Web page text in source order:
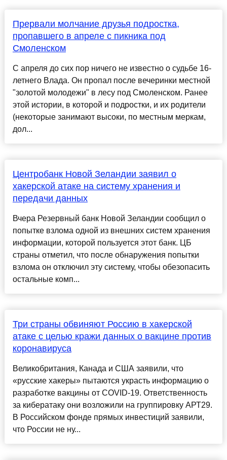
Прервали молчание друзья подростка,
пропавшего в апреле с пикника под
Смоленском
С апреля до сих пор ничего не известно о судьбе 16-
летнего Влада. Он пропал после вечеринки местной
"золотой молодежи" в лесу под Смоленском. Ранее
этой истории, в которой и подростки, и их родители
(некоторые занимают высоки, по местным меркам,
дол...
Центробанк Новой Зеландии заявил о
хакерской атаке на систему хранения и
передачи данных
Вчера Резервный банк Новой Зеландии сообщил о
попытке взлома одной из внешних систем хранения
информации, которой пользуется этот банк. ЦБ
страны отметил, что после обнаружения попытки
взлома он отключил эту систему, чтобы обезопасить
остальные комп...
Три страны обвиняют Россию в хакерской
атаке с целью кражи данных о вакцине против
коронавируса
Великобритания, Канада и США заявили, что
«русские хакеры» пытаются украсть информацию о
разработке вакцины от COVID-19. Ответственность
за кибератаку они возложили на группировку АРТ29.
В Российском фонде прямых инвестиций заявили,
что России не ну...